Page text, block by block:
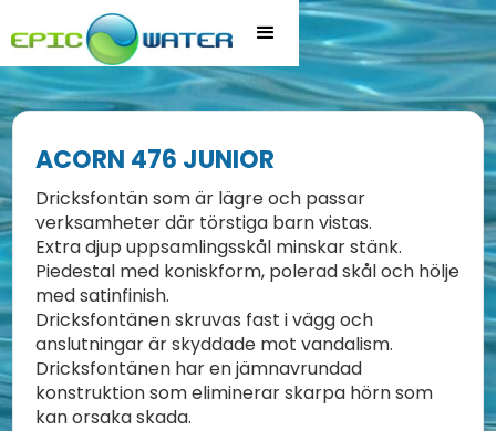
ACORN 476 JUNIOR
Dricksfontän som är lägre och passar
verksamheter där törstiga barn vistas.
Extra djup uppsamlingsskål minskar stänk.
Piedestal med koniskform, polerad skål och hölje
med satinfinish.
Dricksfontänen skruvas fast i vägg och
anslutningar är skyddade mot vandalism.
Dricksfontänen har en jämnavrundad
konstruktion som eliminerar skarpa hörn som
kan orsaka skada.